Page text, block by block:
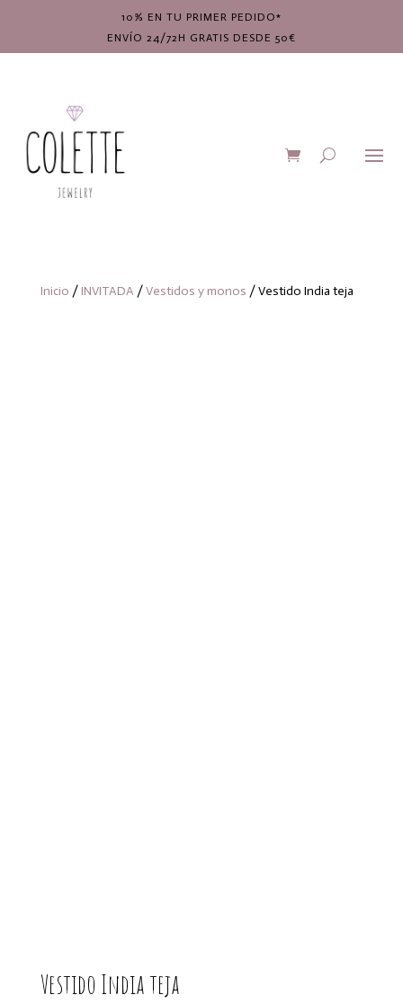
10% EN TU PRIMER PEDIDO*
ENVÍO 24/72H GRATIS DESDE 50€
Inicio / INVITADA /Vestidos y monos / Vestido India teja
Vestido India teja